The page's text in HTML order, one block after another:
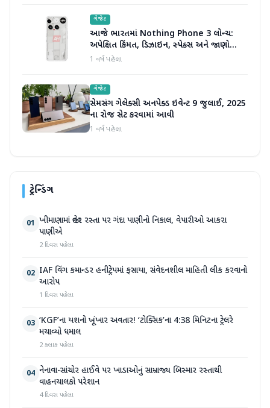
ગેજેટ
આજે ભારતમાં Nothing Phone 3 લોન્ચ:
અપેક્ષિત કિંમત, ડિઝાઇન, સ્પેક્સ અને જાણો
બીજું બધું જ
1 વર્ષ પહેલા
ગેજેટ
સેમસંગ ગેલેક્સી અનપેક્ડ ઇવેન્ટ 9 જુલાઈ, 2025
ના રોજ સેટ કરવામાં આવી
1 વર્ષ પહેલા
ટ્રેન્ડિંગ
01 ખીમાણામાં જાહેર રસ્તા પર ગંદા પાણીનો નિકાલ, વેપારીઓ આકરા
પાણીએ
2 દિવસ પહેલા
02 IAF વિંગ કમાન્ડર હનીટ્રેપમાં ફસાયા, સંવેદનશીલ માહિતી લીક કરવાનો
આરોપ
1 દિવસ પહેલા
03 ‘KGF’ના યશનો ખૂંખાર અવતાર! ‘ટોક્સિક’ના 4:38 મિનિટના ટ્રેલરે
મચાવ્યો ધમાલ
2 કલાક પહેલા
04 નેનાવા-સાંચોર હાઈવે પર ખાડાઓનું સામ્રાજ્ય બિસ્માર રસ્તાથી
વાહનચાલકો પરેશાન
4 દિવસ પહેલા